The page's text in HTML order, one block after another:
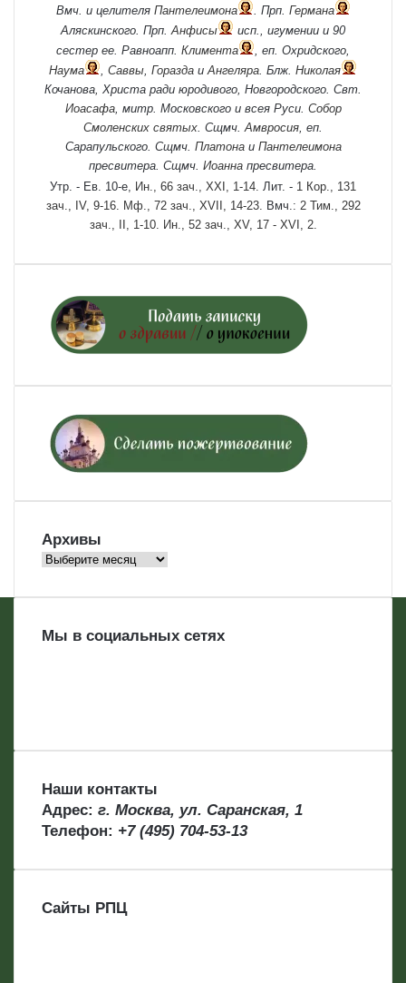
Вмч. и целителя Пантелеимона . Прп. Германа
Аляскинского. Прп.Анфисы
исп., игумении и 90
сестер ее. Равноапп. Климента
, еп. Охридского,
Наума
, Саввы, Горазда иАнгеляра. Блж. Николая
Кочанова, Христа ради юродивого, Новгородского. Свт.
Иоасафа, митр. Московского и всея Руси. Собор
Смоленских святых. Сщмч.Амвросия, еп.
Сарапульского. Сщмч. Платонаи Пантелеимона
пресвитера. Сщмч. Иоанна пресвитера.
Утр. - Ев. 10-е, Ин., 66 зач., XXI, 1-14. Лит. - 1 Кор., 131
зач., IV, 9-16. Мф., 72 зач., XVII, 14-23. Вмч.: 2 Тим., 292
зач., II, 1-10. Ин., 52 зач., XV, 17 - XVI, 2.
Архивы
Архивы
Мы в социальных сетях
Наши контакты
Адрес: г. Москва, ул. Саранская, 1
Телефон: +7 (495) 704-53-13
Сайты РПЦ